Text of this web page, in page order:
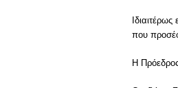
που
Η